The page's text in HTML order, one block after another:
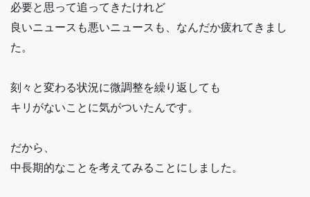
必要と思って追ってきたけれど
良いニュースも悪いニュースも、なんだか疲れてきまし
た。
刻々と変わる状況に微調整を繰り返しても
キリがないことに気がついたんです。
だから、
中長期的なことを考えてみることにしました。